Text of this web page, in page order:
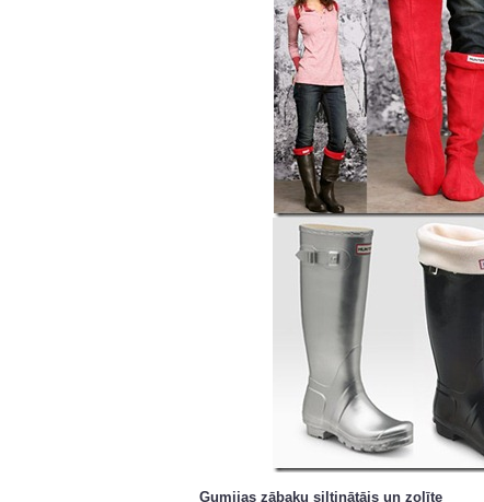
Gumijas zābaku siltinātājs un zolīte